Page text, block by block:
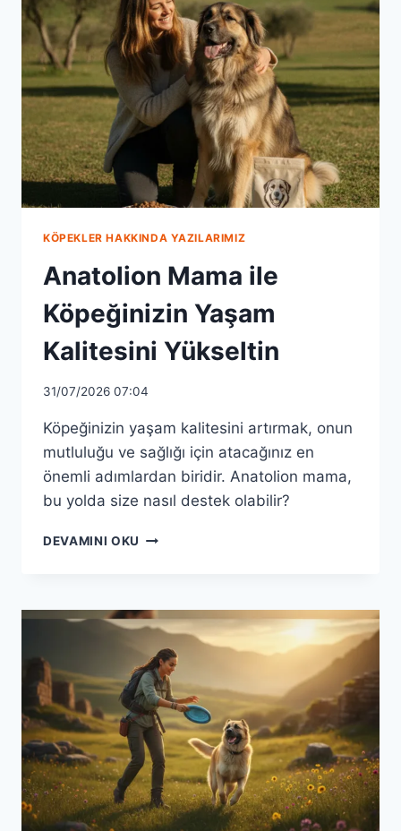
SIRLARI
KÖPEKLER HAKKINDA YAZILARIMIZ
Anatolion Mama ile
Köpeğinizin Yaşam
Kalitesini Yükseltin
31/07/2026 07:04
Köpeğinizin yaşam kalitesini artırmak, onun
mutluluğu ve sağlığı için atacağınız en
önemli adımlardan biridir. Anatolion mama,
bu yolda size nasıl destek olabilir?
DEVAMINI OKU ANATOLION
YAŞAM
KALITESINI
YÜKSELTIN